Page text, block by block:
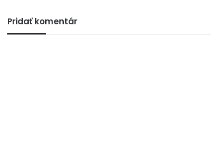
Pridať komentár